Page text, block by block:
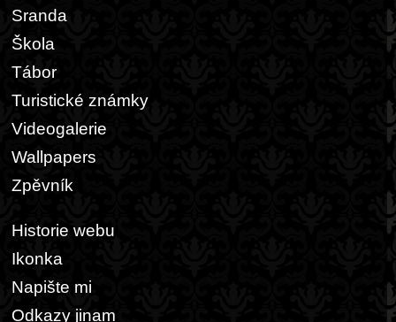
Sranda
Škola
Tábor
Turistické známky
Videogalerie
Wallpapers
Zpěvník
Historie webu
Ikonka
Napište mi
Odkazy jinam